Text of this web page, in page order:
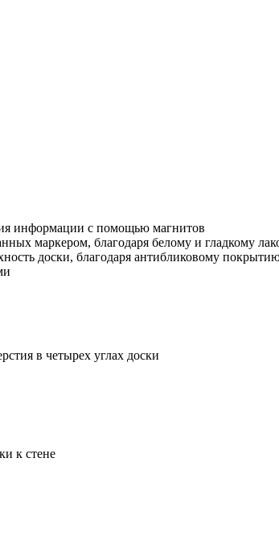
информации с помощью магнитов
маркером, благодаря белому и гладкому
доски, благодаря антибликовому
в четырех углах доски
к стене